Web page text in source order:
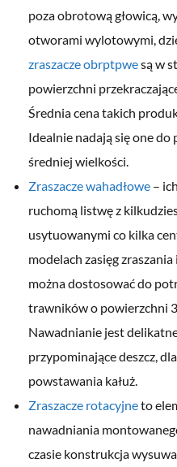
poza obrotową głowicą,
otworami wylotowymi,
zraszacze obrptpwesą w
powierzchni
Średnia cena takich
Idealnie nadają się one
średniej wielkości.
Zraszacze wahadłowe –
ruchomą listwę z
usytuowanymi co kilka
modelach zasięg
można dostosować do
trawników o powierzchni
Nawadnianie jest
przypominające deszcz,
powstawania kałuż.
Zraszacze rotacyjneto
nawadniania
czasie konstrukcja